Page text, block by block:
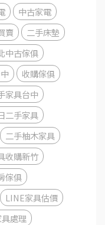
中古家電
賣
二手床墊
中古傢俱
收購傢俱
家具台中
二手家具
二手柚木家具
收購新竹
傢俱
LINE家具估價
具處理